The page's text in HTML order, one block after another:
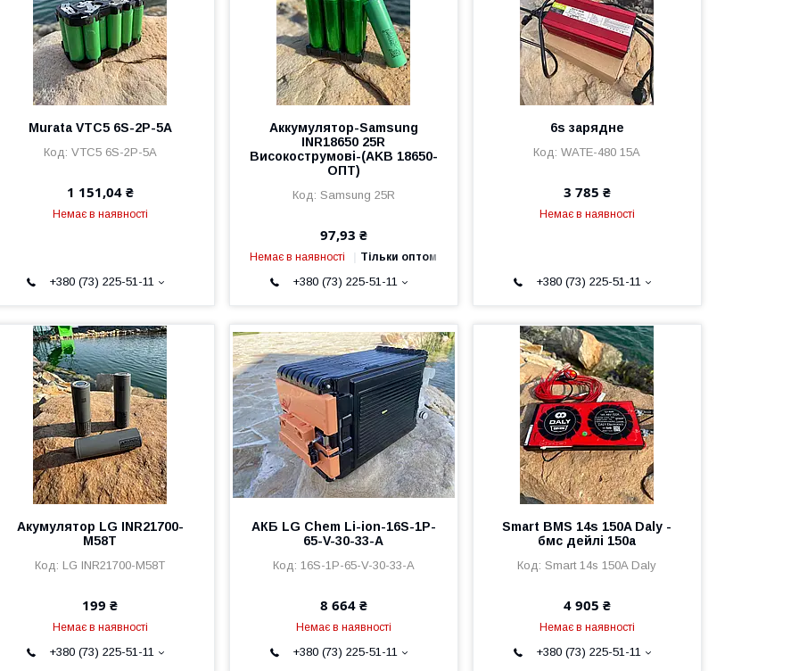
Murata VTC5 6S-2P-5A
VTC5 6S-2P-5A
1 151,04 ₴
Немає в наявності
+380 (73) 225-51-11
Аккумулятор-Samsung
INR18650 25R
Високострумові-(AKB 18650-
ОПТ)
Samsung 25R
97,93 ₴
Немає в наявності Тільки оптом
+380 (73) 225-51-11
6s зарядне
WATE-480 15A
3 785 ₴
Немає в наявності
+380 (73) 225-51-11
Акумулятор LG INR21700-
M58T
LG INR21700-M58T
199 ₴
Немає в наявності
+380 (73) 225-51-11
АКБ LG Chem Li-ion-16S-1P-
65-V-30-33-A
16S-1P-65-V-30-33-A
8 664 ₴
Немає в наявності
+380 (73) 225-51-11
Smart BMS 14s 150A Daly -
бмс дейлі 150а
Smart 14s 150A Daly
4 905 ₴
Немає в наявності
+380 (73) 225-51-11